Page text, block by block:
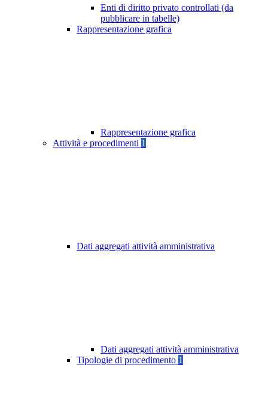
Enti di diritto privato controllati (da
pubblicare in tabelle)
Rappresentazione grafica
Rappresentazione grafica
Attività e procedimenti 1
Dati aggregati attività amministrativa
Dati aggregati attività amministrativa
Tipologie di procedimento 1